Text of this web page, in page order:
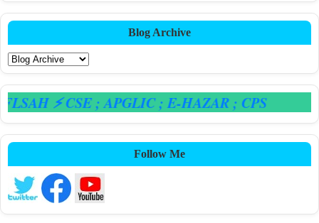
Blog Archive
⚡ CSE; APGLIC; E-HAZAR; CPS
Follow Me